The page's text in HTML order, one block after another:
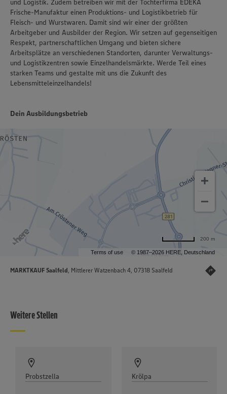
und Logistik. Zudem betreiben wir mit der Tochterfirma EDEKA
Frische-Manufaktur einen Produktions- und Logistikbetrieb für
Fleisch- und Wurstwaren. Damit sind wir einer der größten
Arbeitgeber und Ausbilder der Region. Wir setzen auf gegenseitigen
Respekt, partnerschaftlichen Umgang und bieten sichere
Arbeitsplätze an verschiedenen Standorten, darunter Verwaltungs-
und Logistikzentren sowie Einzelhandelsmärkte. Werde Teil eines
starken Teams und gestalte mit uns die Zukunft des
Lebensmitteleinzelhandels!
Dein Ausbildungsbetrieb
Terms of use © 1987–2026 HERE, Deutschland
200 m
MARKTKAUF Saalfeld, Mittlerer Watzenbach 4, 07318 Saalfeld
Weitere Stellen
Probstzella Krölpa